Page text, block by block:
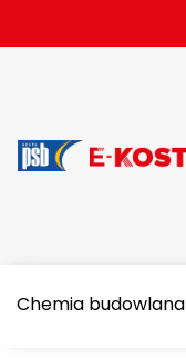
Chemia budowlana